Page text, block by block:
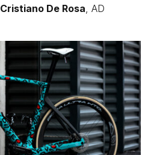
Cristiano De Rosa , AD